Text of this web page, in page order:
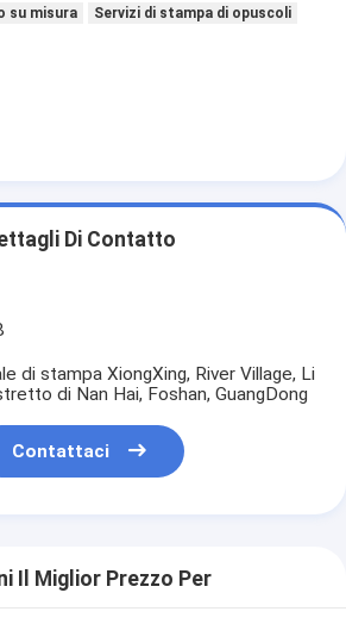
su misura
Servizi di stampa di opuscoli
Di Contatto
di stampa XiongXing, River Village, Li
di Nan Hai, Foshan, GuangDong
Contattaci
Il Miglior Prezzo Per